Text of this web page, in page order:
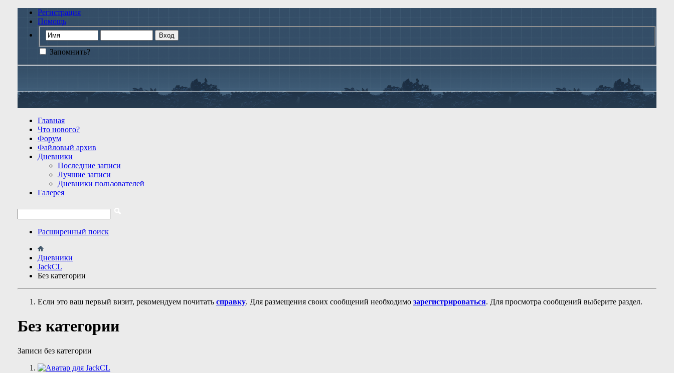
Регистрация
Помощь
Запомнить?
Главная
Что нового?
Форум
Файловый архив
Дневники
Последние записи
Лучшие записи
Дневники пользователей
Галерея
Расширенный поиск
Дневники
JackCL
Без категории
Если это ваш первый визит, рекомендуем почитать справку. Для размещения своих сообщений необходимо зарегистрироваться. Для просмотра сообщений выберите раздел.
Без категории
Записи без категории